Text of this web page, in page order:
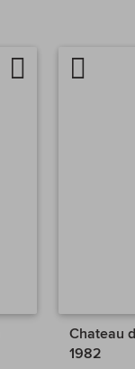
Chateau
1982